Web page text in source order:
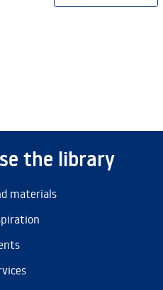
the library
materials